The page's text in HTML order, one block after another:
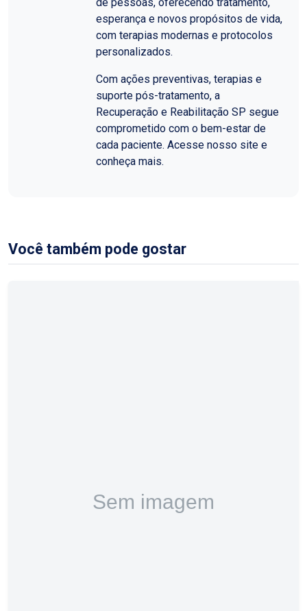
esperança e novos propósitos de vida,
com terapias modernas e protocolos
personalizados.
Com ações preventivas, terapias e
suporte pós-tratamento, a
Recuperação e Reabilitação SP segue
comprometido com o bem-estar de
cada paciente. Acesse nosso site e
conheça mais.
Você também pode gostar